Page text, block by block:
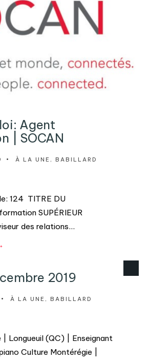
Agent
| SOCAN
• À LA UNE , BABILLARD
124 TITRE DU
SUPÉRIEUR
des relations...
2019
• À LA UNE , BABILLARD
Longueuil (QC) | Enseignant
Culture Montérégie |